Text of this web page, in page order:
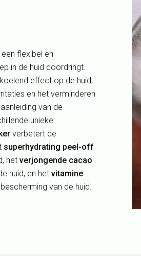
flexibel en
in de huid doordringt.
effect op de huid,
en het verminderen
van de
unieke
verbetert de
superhydrating peel-off
het verjongende cacao
huid, en het vitamine
van de huid.